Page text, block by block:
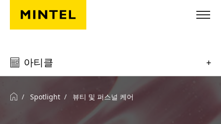
Skip to main content
아티클 +
Spotlight 뷰티 및 퍼스널 케어